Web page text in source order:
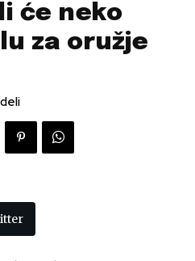
će neko
za oružje